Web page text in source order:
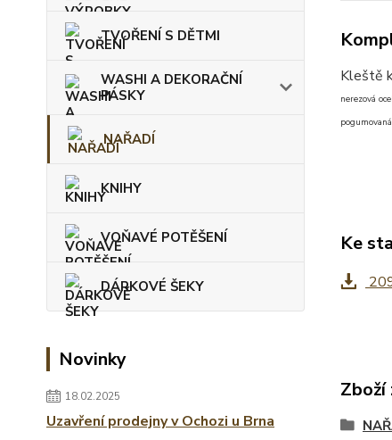
TVOŘENÍ S DĚTMI
WASHI A DEKORAČNÍ
PÁSKY
NAŘADÍ
KNIHY
VOŇAVÉ POTĚŠENÍ
DÁRKOVÉ ŠEKY
Novinky
18.02.2025
Uzavření prodejny v Ochozi u Brna
Kleště
nerezová
Ke
Zboží